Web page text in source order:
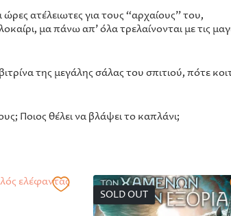
ατέλειωτες για τους “αρχαίους” του,
μα πάνω απ’ όλα τρελαίνονται με τις
της μεγάλης σάλας του σπιτιού, πότε
Ποιος θέλει να βλάψει το καπλάνι;
SOLD OUT